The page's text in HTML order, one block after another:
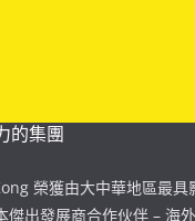
的集團
榮獲由大中華地區最具
傑出發展商合作伙伴 – 海